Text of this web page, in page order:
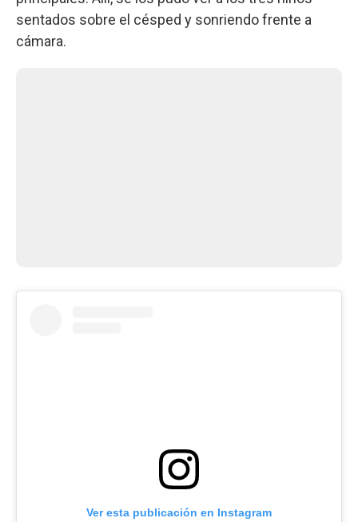
sentados sobre el césped y sonriendo frente a
cámara.
Ver esta publicación en Instagram